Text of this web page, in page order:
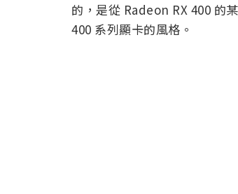
的，是從 Radeon RX 400 的
400 系列顯卡的風格。